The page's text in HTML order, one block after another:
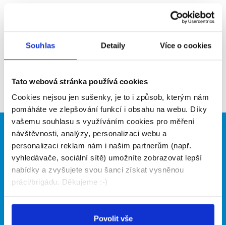
Souhlas Detaily Více o cookies
Tato webová stránka používá cookies
Cookies nejsou jen sušenky, je to i způsob, kterým nám
pomáháte ve zlepšování funkcí i obsahu na webu. Díky
vašemu souhlasu s využíváním cookies pro měření
návštěvnosti, analýzy, personalizaci webu a
personalizaci reklam nám i našim partnerům (např.
vyhledávače, sociální sítě) umožníte zobrazovat lepší
nabídky a zvyšujete svou šanci získat vysněnou
práci/brigádu. Děkujeme :-)
Povolit vše
Zpět
Brigádníci
Články
Hledané brigády
Firmy
Vložit inzerát
Ceník
Naše další projekty